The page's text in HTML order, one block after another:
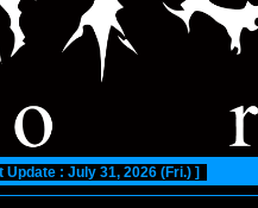
Update : July 31, 2026 (Fri.) ]